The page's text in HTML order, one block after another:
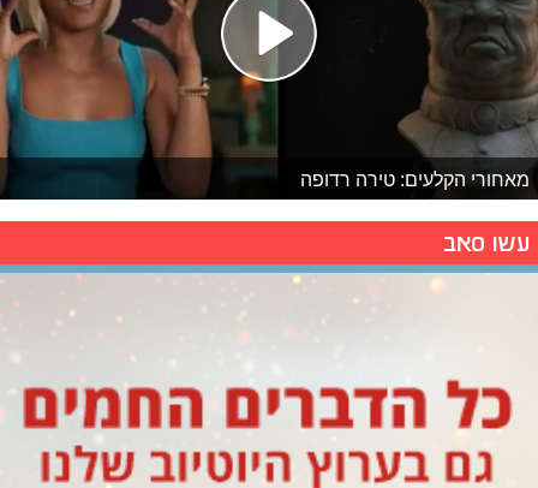
מאחורי הקלעים: טירה רדופה
עשו סאב